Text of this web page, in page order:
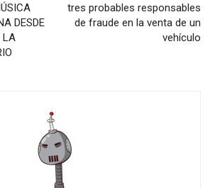
DESDE
LA
tres probables responsables
de fraude en la venta de un
vehículo